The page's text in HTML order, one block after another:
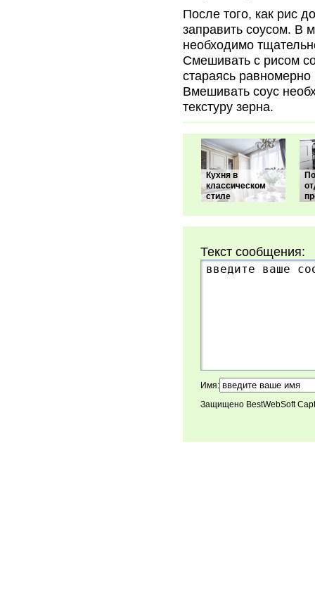
После того, как рис
заправить соусом. В
необходимо
Смешивать с рисом
стараясь
Вмешивать соус
текстуру зерна.
Кухня в
классическом
стиле
Текст сообщения:
Имя:
Защищено BestWebSoft